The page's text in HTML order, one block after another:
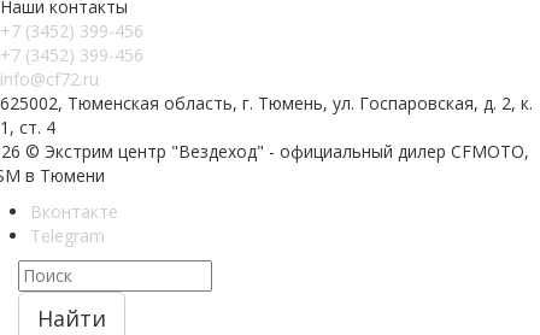
Наши контакты
+7 (3452) 399-456
+7 (3452) 399-456
info@cf72.ru
625002, Тюменская область, г. Тюмень, ул. Госпаровская, д. 2, к.
1, ст. 4
© Экстрим центр "Вездеход" - официальный дилер CFMOTO,
в Тюмени
Вконтакте
Telegram
Найти